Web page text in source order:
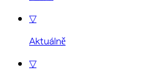
▽
Aktuálně
▽